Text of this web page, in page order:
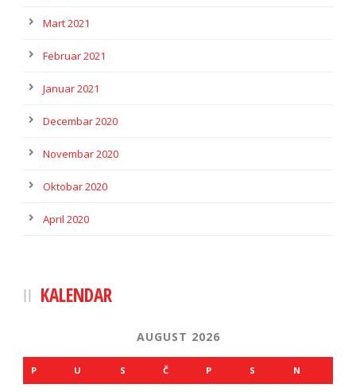
Mart 2021
Februar 2021
Januar 2021
Decembar 2020
Novembar 2020
Oktobar 2020
April 2020
KALENDAR
AUGUST 2026
P U S Č P S N